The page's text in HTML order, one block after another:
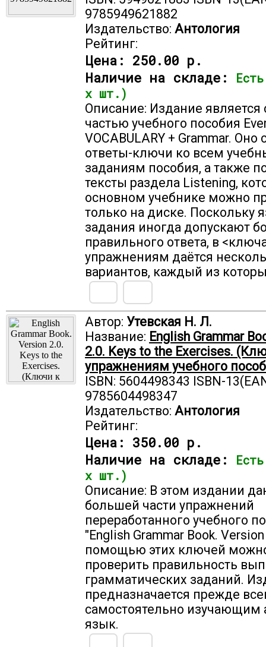
9785949621882
Издательство: Антология
Рейтинг:
Цена: 250.00 р.
Наличие на складе:
х шт.)
Описание: Издание является
частью учебного пособия
VOCABULARY + Grammar. Оно
ответы-ключи ко всем
заданиям пособия, а также
тексты раздела Listening,
основном учебнике можно
только на диске. Поскольку
задания иногда допускают
правильного ответа, в
упражнениям даётся
вариантов, каждый из
Автор: Утевская Н. Л.
Название: English Grammar
2.0. Keys to the Exercises.
упражнениям учебного
ISBN: 5604498343 ISBN-
9785604498347
Издательство: Антология
Рейтинг:
Цена: 350.00 р.
Наличие на складе:
х шт.)
Описание: В этом издании
большей части упражнений
переработанного учебного
"English Grammar Book.
помощью этих ключей
проверить правильность
грамматических заданий.
предназначается прежде
самостоятельно изучающим
язык.